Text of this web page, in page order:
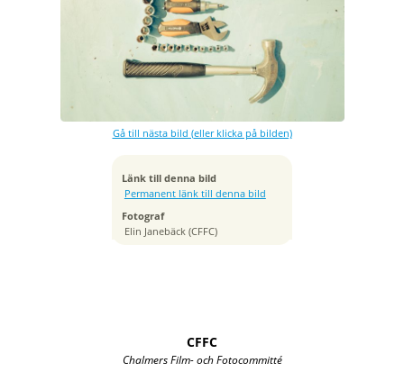
Gå till nästa bild (eller klicka på bilden)
Länk till denna bild
Permanent länk till denna bild
Fotograf
Elin Janebäck (CFFC)
Exponeringstid
1/2000 sek
Tagen
ISO
100
Brännvidd
32 mm
CFFC
Chalmers Film- och Fotocommitté